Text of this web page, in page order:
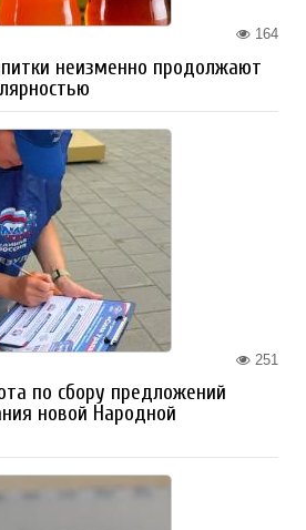
164
неизменно продолжают
251
по сбору предложений
новой Народной